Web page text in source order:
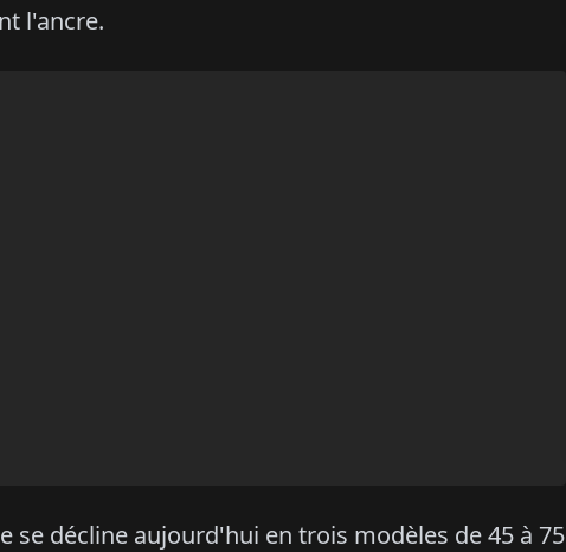
l'ancre.
se décline aujourd'hui en trois modèles de 45 à 75